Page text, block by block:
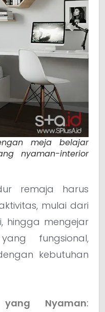
meja belajar
nyaman-interior
remaja harus
mulai dari
hingga mengejar
fungsional,
kebutuhan
Nyaman: